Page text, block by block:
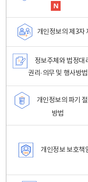
개인정보의 제3자
정보주체와 법정대
권리·의무 및 행사방법
개인정보의 파기
방법
개인정보 보호책